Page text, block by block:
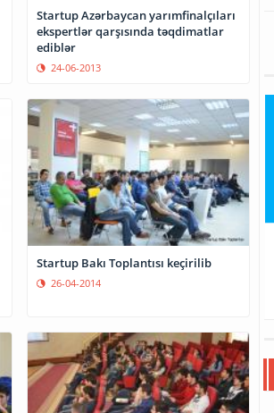
Startup Azərbaycan yarımfinalçıları
ekspertlər qarşısında təqdimatlar
ediblər
24-06-2013
Startup Bakı Toplantısı keçirilib
26-04-2014